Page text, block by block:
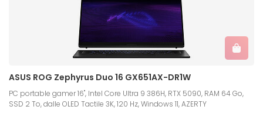
ASUS ROG Zephyrus Duo 16 GX651AX-DR1W
PC portable gamer 16", Intel Core Ultra 9 386H, RTX 5090, RAM 64 Go,
SSD 2 To, dalle OLED Tactile 3K, 120 Hz, Windows 11, AZERTY